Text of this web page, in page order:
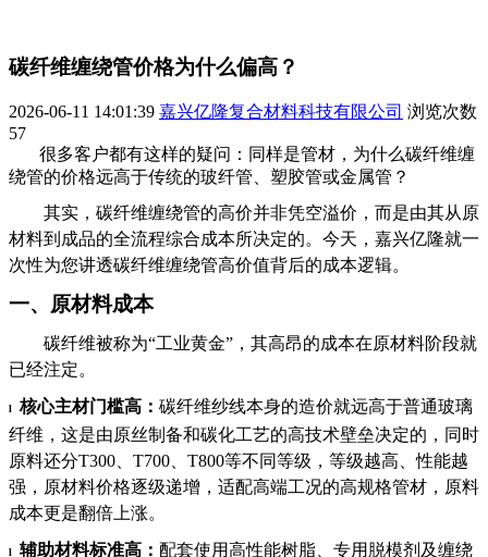
碳纤维缠绕管价格为什么偏高？
2026-06-11 14:01:39 嘉兴亿隆复合材料科技有限公司 浏览次数
57
很多客户都有这样的疑问：同样是管材，为什么碳纤维缠
绕管的价格远高于传统的玻纤管、塑胶管或金属管？
其实，碳纤维缠绕管的高价并非凭空溢价 ，而是由其从原
材料到成品的全流程综合成本所决定的。今天， 嘉兴亿隆就一
次性为您讲透碳纤维缠绕管高价值背后的成本逻辑。
一、 原材料成本
碳纤维被称为“工业黄金”，其高昂的成本在原材料阶段就
已经注定。
l 核心主材门槛高： 碳纤维纱线本身的造价就远高于普通玻璃
纤维，这是由原丝制备和碳化工艺的高技术壁垒决定的 ， 同时
原料还分T300、T700、 T800等不同等级，等级越高、性能越
强，原材料价格逐级递增，适配高端工况的高规格管材，原料
成本更是翻倍上涨。
l 辅助材料标准高： 配套使用高性能树脂、专用脱模剂及缠绕